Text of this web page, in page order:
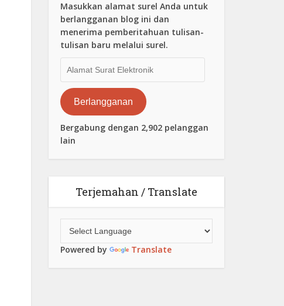
Masukkan alamat surel Anda untuk
berlangganan blog ini dan
menerima pemberitahuan tulisan-
tulisan baru melalui surel.
Surat
Elektronik
Berlangganan
Bergabung dengan 2,902 pelanggan
lain
Terjemahan / Translate
Powered by Translate